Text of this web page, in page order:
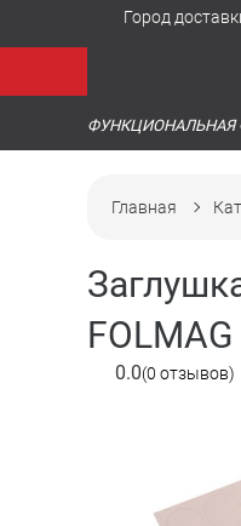
Город
ФУНКЦИОНАЛЬНАЯ
Главная
0.0(0 отзывов)